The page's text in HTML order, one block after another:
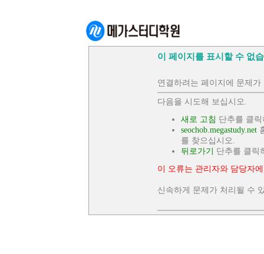
이 페이지를 표시할 수 없
연결하려는 페이지에 문제
다음을 시도해 보십시오.
새로 고침 단추를 클
seochob.megastudy.net
를 찾으십시오.
뒤로가기
단추를 클릭
이 오류는 관리자와 담당자
신속하게 문제가 처리될 수